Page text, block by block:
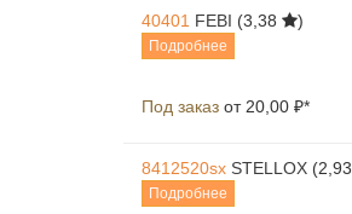
40401 FEBI (3,38 )
Подробнее
Под заказ от 20,00 ₽*
8412520sx STELLOX (2,93
Подробнее